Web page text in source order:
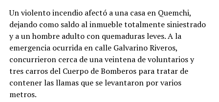
Un violento incendio afectó a una casa en Quemchi,
dejando como saldo al inmueble totalmente siniestrado
y a un hombre adulto con quemaduras leves. A la
emergencia ocurrida en calle Galvarino Riveros,
concurrieron cerca de una veintena de voluntarios y
tres carros del Cuerpo de Bomberos para tratar de
contener las llamas que se levantaron por varios
metros.